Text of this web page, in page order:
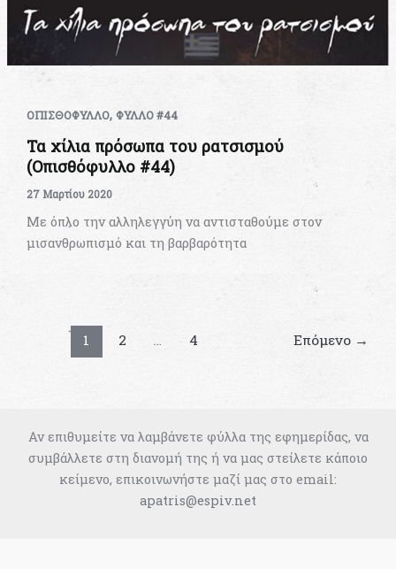
ΟΠΙΣΘΟΦΥΛΛΟ, ΦΥΛΛΟ #44
Τα χίλια πρόσωπα του ρατσισμού
(Οπισθόφυλλο #44)
27 Μαρτίου 2020
Με όπλο την αλληλεγγύη να αντισταθούμε στον
μισανθρωπισμό και τη βαρβαρότητα
1 2 4 Επόμενο →
Αν επιθυμείτε να λαμβάνετε φύλλα της εφημερίδας, να
συμβάλλετε στη διανομή της ή να μας στείλετε κάποιο
κείμενο, επικοινωνήστε μαζί μας στο email:
apatris@espiv.net